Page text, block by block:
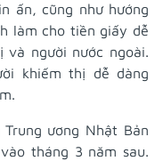
ấn, cũng như hướng
làm cho tiền giấy dễ
và người nước ngoài.
khiếm thị dễ dàng
ương Nhật Bản
tháng 3 năm sau.